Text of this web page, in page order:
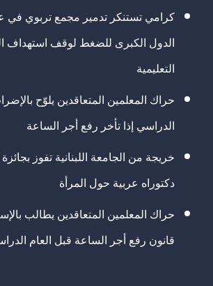
كرامي تستنكر تدمير مجمع تربوي في
الدول الكبرى للضغط لوقف استهداف
التعليمية
حراك المعلمين المتعاقدين يلوّح
الدراسي إذا تأخر رفع أجر الساعة
خريجة من الجامعة اللبنانية تفوز
دكتوراه عربية حول المرأة
حراك المعلمين المتعاقدين يطالب
قانون رفع أجر الساعة قبل العام